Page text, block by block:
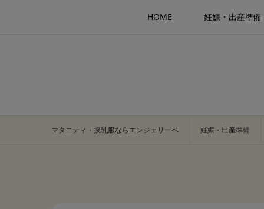
HOME 妊娠・出産準備
マタニティ・授乳服ならエンジェリーベ 妊娠・出産準備